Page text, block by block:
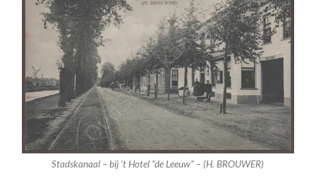
Stadskanaal – bij ’t Hotel “de Leeuw” – (H. BROUWER)